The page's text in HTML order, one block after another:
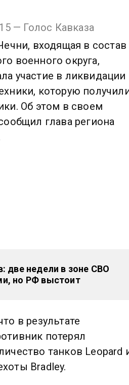
— Голос Кавказа
входящая в состав
военного округа,
участие в ликвидации
которую
Об этом в своем
глава региона
две недели в зоне СВО
но РФ выстоит
в результате
потерял
танков Leopard
Bradley.